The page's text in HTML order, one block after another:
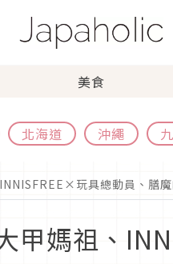
美食
北海道 沖繩
玩具總動員、膳
媽祖、